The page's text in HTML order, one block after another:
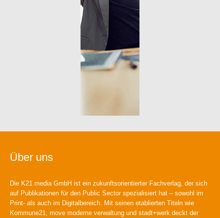
Über uns
Die K21 media GmbH ist ein zukunftsorientierter Fachverlag, der sich
auf Publikationen für den Public Sector spezialisiert hat – sowohl im
Print- als auch im Digitalbereich. Mit seinen etablierten Titeln wie
Kommune21, move moderne verwaltung und stadt+werk deckt der